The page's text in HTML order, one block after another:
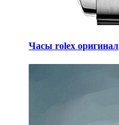
Часы rolex оригинал